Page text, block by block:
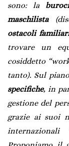
sono: la
maschilista
ostacoli
trovare un
cosiddetto
tanto). Sul
specifiche, in
gestione del
grazie ai suoi